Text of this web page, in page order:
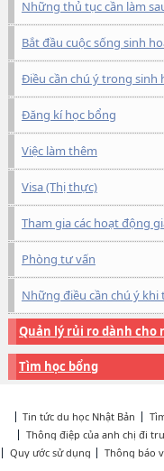
Những thủ tục cần làm
Bắt đầu cuộc sống sinh
Điều cần chú ý trong sinh
Đăng kí học bổng
Việc làm thêm
Visa (Thị thực)
Tham gia các hoạt động
Phòng tư vấn
Những điều cần chú ý
Quản lý rủi ro dành cho
Tìm học bổng
Tin tức du học Nhật Bản
Thông điệp của anh chị đi
Quy ước sử dụng
Thông báo